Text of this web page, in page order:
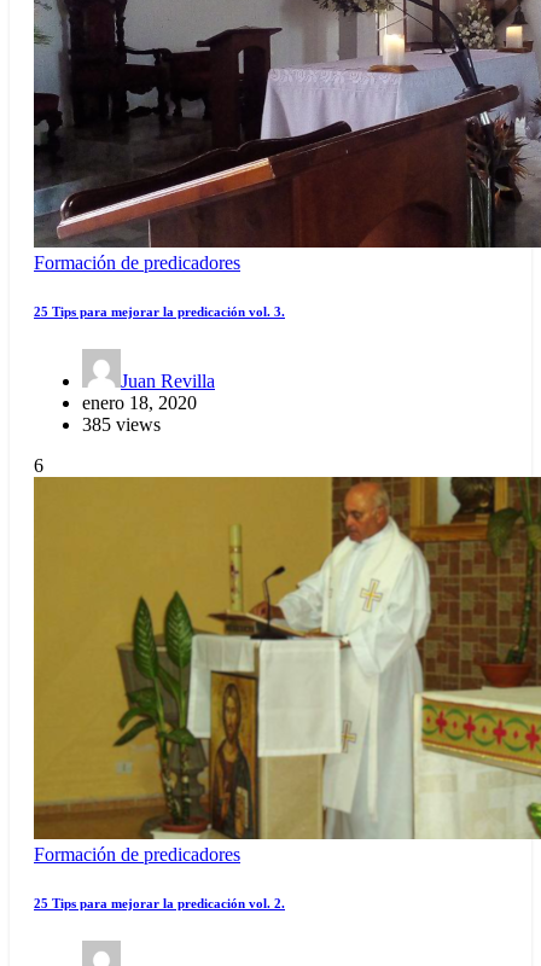
Formación de predicadores
25 Tips para mejorar la predicación vol. 3.
Juan Revilla
enero 18, 2020
385 views
6
Formación de predicadores
25 Tips para mejorar la predicación vol. 2.